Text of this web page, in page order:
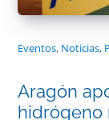
Eventos, Noticias,
Aragón
hidrógeno